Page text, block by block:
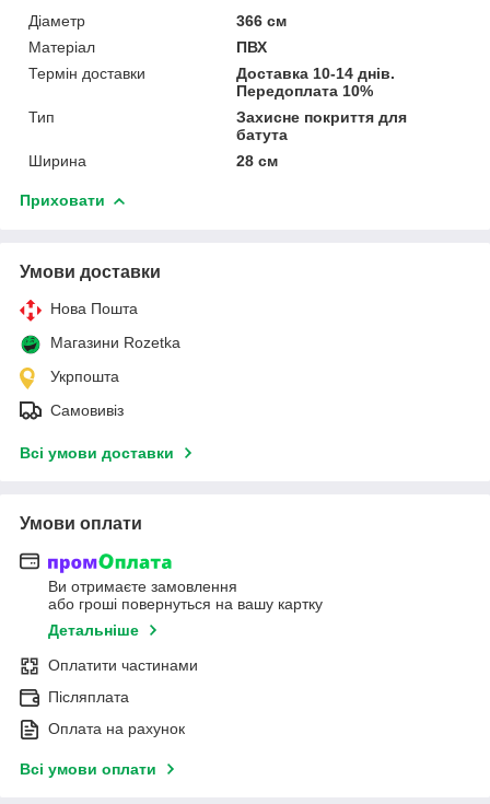
Діаметр
366 см
Матеріал
ПВХ
Термін доставки
Доставка 10-14 днів.
Передоплата 10%
Тип
Захисне покриття для
батута
Ширина
28 см
Приховати
Умови доставки
Нова Пошта
Магазини Rozetka
Укрпошта
Самовивіз
Всі умови доставки
Умови оплати
Ви отримаєте замовлення
або гроші повернуться на вашу картку
Детальніше
Оплатити частинами
Післяплата
Оплата на рахунок
Всі умови оплати